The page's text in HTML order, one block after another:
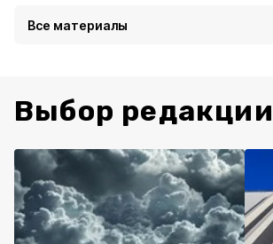
Все материалы
Выбор редакции